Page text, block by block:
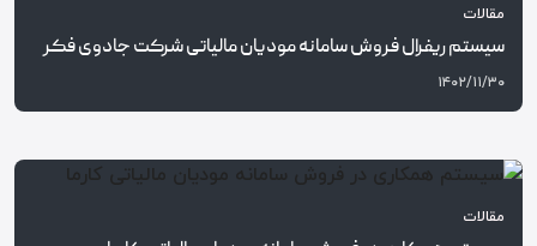
مقالات
سیستم ریفرال فروش سامانه مودیان مالیاتی شرکت جادوی فکر
۱۴۰۲/۱۱/۳۰
مقالات